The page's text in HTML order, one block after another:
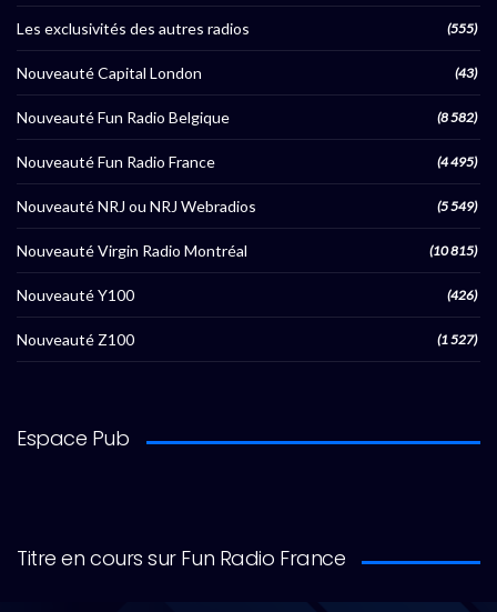
Les exclusivités des autres radios (555)
Nouveauté Capital London (43)
Nouveauté Fun Radio Belgique (8 582)
Nouveauté Fun Radio France (4 495)
Nouveauté NRJ ou NRJ Webradios (5 549)
Nouveauté Virgin Radio Montréal (10 815)
Nouveauté Y100 (426)
Nouveauté Z100 (1 527)
Espace Pub
Titre en cours sur Fun Radio France